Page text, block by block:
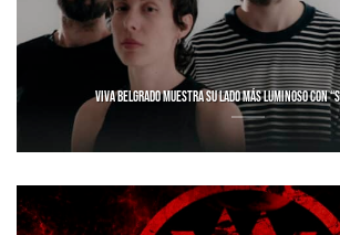
VIVA BELGRADO MUESTRA SU LADO MÁS LUMINOSO CON